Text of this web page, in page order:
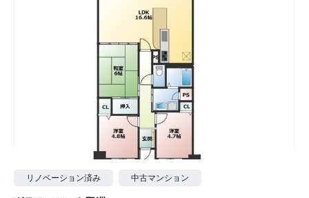
リノベーション済み 中古マンション